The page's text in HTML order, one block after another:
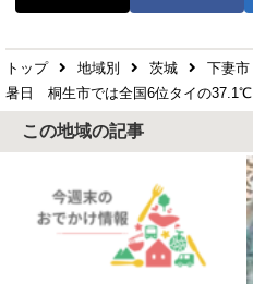
トップ 地域別 茨城 下妻市
暑日 桐生市では全国6位タイの37.1℃
この地域の記事